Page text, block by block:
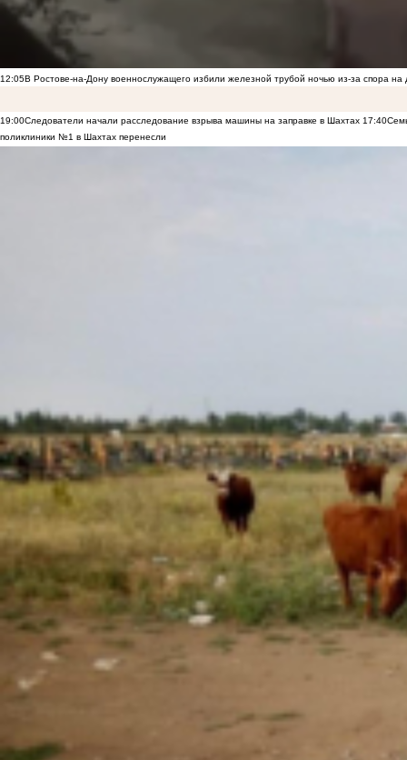
12:05В Ростове-на-Дону военнослужащего избили железной трубой ночью из-за спора на
19:00Следователи начали расследование взрыва машины на заправке в Шахтах 17:40
поликлиники №1 в Шахтах перенесли